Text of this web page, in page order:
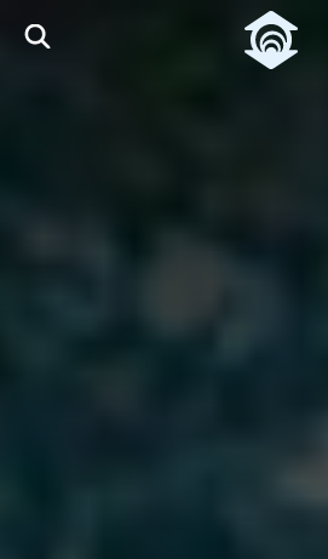
Pular para o Conteúdo principal